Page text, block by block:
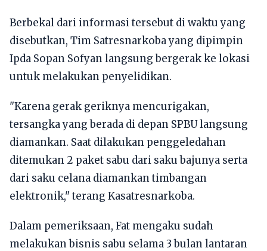
Berbekal dari informasi tersebut di waktu yang
disebutkan, Tim Satresnarkoba yang dipimpin
Ipda Sopan Sofyan langsung bergerak ke lokasi
untuk melakukan penyelidikan.
"Karena gerak geriknya mencurigakan,
tersangka yang berada di depan SPBU langsung
diamankan. Saat dilakukan penggeledahan
ditemukan 2 paket sabu dari saku bajunya serta
dari saku celana diamankan timbangan
elektronik," terang Kasatresnarkoba.
Dalam pemeriksaan, Fat mengaku sudah
melakukan bisnis sabu selama 3 bulan lantaran